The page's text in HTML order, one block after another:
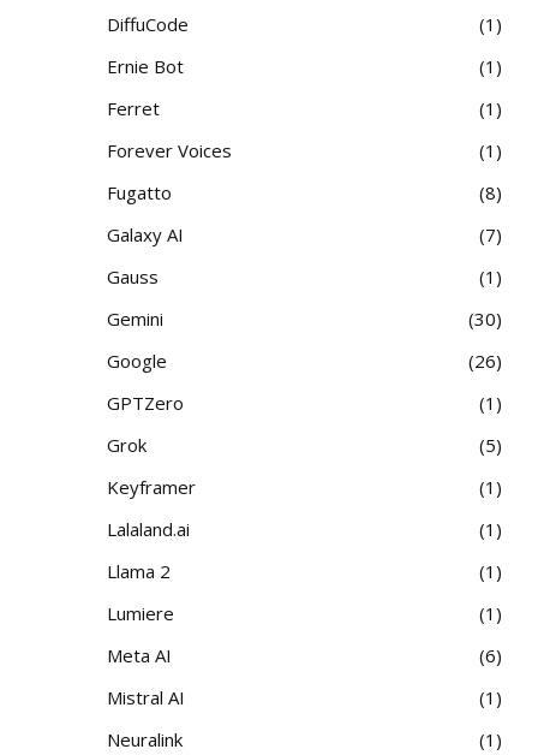
DiffuCode
1
Ernie Bot
1
Ferret
1
Forever Voices
1
Fugatto
8
Galaxy AI
7
Gauss
1
Gemini
30
Google
26
GPTZero
1
Grok
5
Keyframer
1
Lalaland.ai
1
Llama 2
1
Lumiere
1
Meta AI
6
Mistral AI
1
Neuralink
1